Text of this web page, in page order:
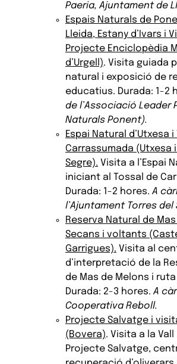
Paeria, Ajuntament de
Espais Naturals de
Lleida, Estany d’Ivars i
Projecte Enciclopèdia
d’Urgell). Visita guiada
natural i exposició de
educatius. Durada: 1-2
de l’Associació Leader
Naturals Ponent).
Espai Natural d’Utxesa
Carrassumada (Utxesa
Segre). Visita a l’Espai
iniciant al Tossal de
Durada: 1-2 hores. A
l’Ajuntament Torres del
Reserva Natural de
Secans i voltants
Garrigues). Visita al
d’interpretació de la
de Mas de Melons i
Durada: 2-3 hores. A
Cooperativa Reboll.
Projecte Salvatge i
(Bovera). Visita a la Vall
Projecte Salvatge,